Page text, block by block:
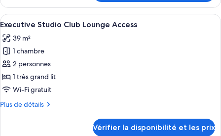
Club
Lounge
Access
le
type
de
Jacuzzi
Corner
Club
Lounge
Access
Afficher
toutes
les
photos
pour
ce
type
chambre :
Un lit bien fait, avec du linge de lit
11
Executive Studio Club Lounge Access
39 m²
1 chambre
2 personnes
1 très grand lit
Wi-Fi gratuit
Plus de détails
Plus
Vérifier la disponibilité et les prix